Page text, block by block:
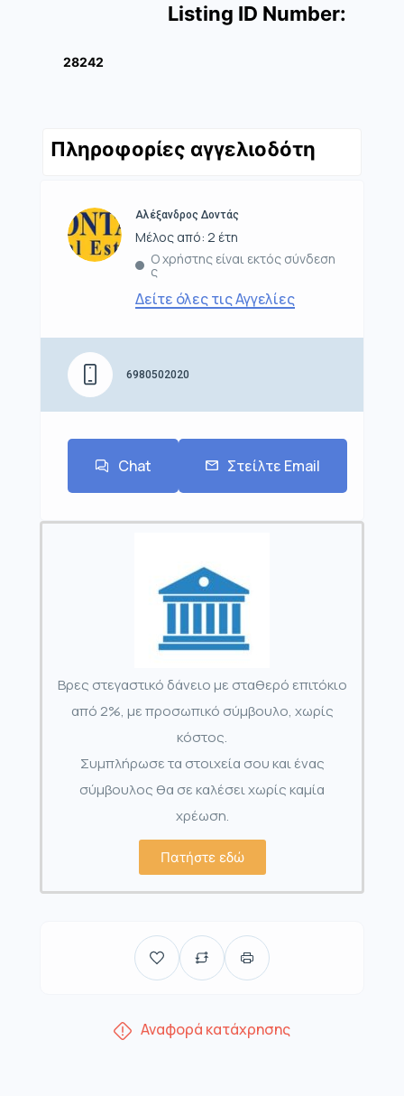
Listing ID Number:
28242
Πληροφορίες αγγελιοδότη
Αλέξανδρος Δοντάς
Μέλος από: 2 έτη
Ο χρήστης είναι εκτός σύνδεση
ς
Δείτε όλες τις Αγγελίες
6980502020
Chat Στείλτε Email
Βρες στεγαστικό δάνειο με σταθερό επιτόκιο
από 2%, με προσωπικό σύμβουλο, χωρίς
κόστος.
Συμπλήρωσε τα στοιχεία σου και ένας
σύμβουλος θα σε καλέσει χωρίς καμία
χρέωση.
Πατήστε εδώ
Αναφορά κατάχρησης